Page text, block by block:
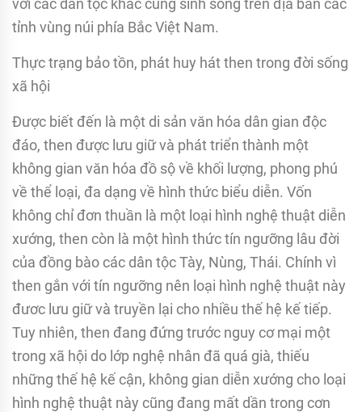
với các dân tộc khác cùng sinh sống trên địa bàn các
tỉnh vùng núi phía Bắc Việt Nam.
Thực trạng bảo tồn, phát huy hát then trong đời sống
xã hội
Được biết đến là một di sản văn hóa dân gian độc
đáo, then được lưu giữ và phát triển thành một
không gian văn hóa đồ sộ về khối lượng, phong phú
về thể loại, đa dạng về hình thức biểu diễn. Vốn
không chỉ đơn thuần là một loại hình nghệ thuật diễn
xướng, then còn là một hình thức tín ngưỡng lâu đời
của đồng bào các dân tộc Tày, Nùng, Thái. Chính vì
then gắn với tín ngưỡng nên loại hình nghệ thuật này
đươc lưu giữ và truyền lại cho nhiều thế hệ kế tiếp.
Tuy nhiên, then đang đứng trước nguy cơ mại một
trong xã hội do lớp nghệ nhân đã quá già, thiếu
những thế hệ kế cận, không gian diễn xướng cho loại
hình nghệ thuật này cũng đang mất dần trong cơn